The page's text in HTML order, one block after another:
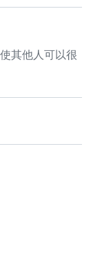
其他人可以很